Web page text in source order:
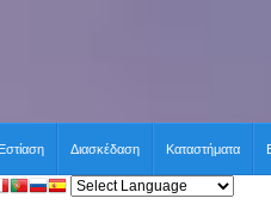
Εστίαση Διασκέδαση Καταστήματα